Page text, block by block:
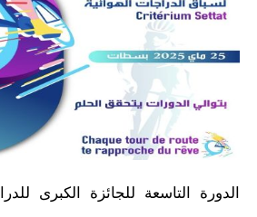
الدورة التاسعة للجائزة الكبرى